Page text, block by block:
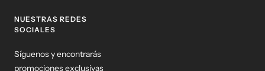
NUESTRAS REDES
SOCIALES
Síguenos y encontrarás
promociones exclusivas